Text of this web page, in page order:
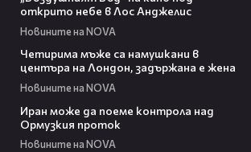
открито небе в Лос Анджелис
Новините на NOVA
Четирима мъже са намушкани в
центъра на Лондон, задържана е жена
Новините на NOVA
Иран може да поеме контрола над
Ормузкия проток
Новините на NOVA